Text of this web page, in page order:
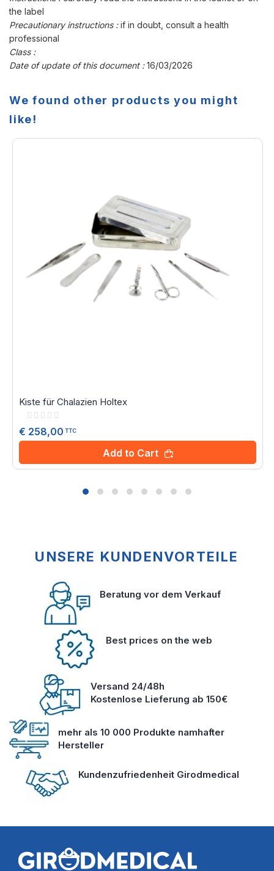
the label
Precautionary instructions :if in doubt, consult a health
professional
Class :
Date of update of this document :16/03/2026
We found other products you might
like!
Kiste für Chalazien Holtex
Rating:
€ 258,00 TTC
Add to Cart
UNSERE KUNDENVORTEILE
Beratung vor dem Verkauf
Best prices on the web
Versand 24/48h
Kostenlose Lieferung ab 150€
mehr als 10 000 Produkte namhafter
Hersteller
Kundenzufriedenheit Girodmedical